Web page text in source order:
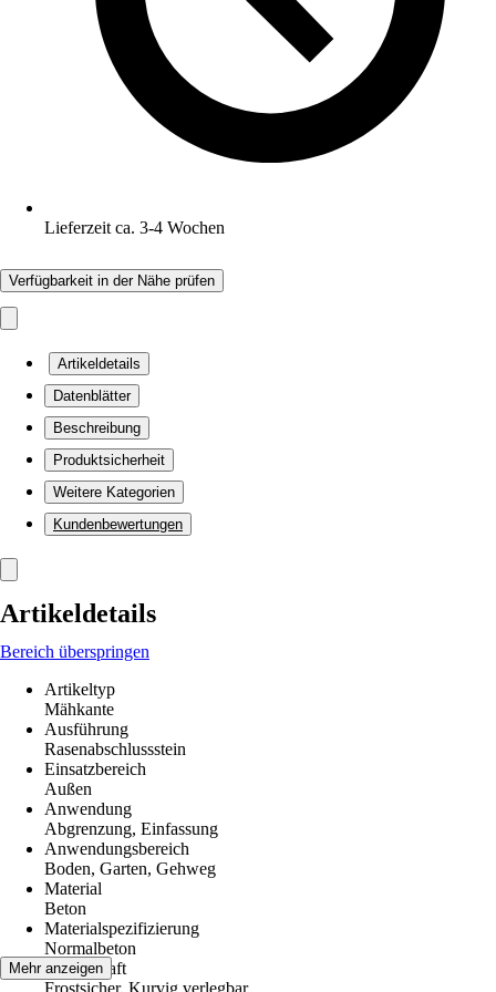
Lieferzeit ca. 3-4 Wochen
Verfügbarkeit in der Nähe prüfen
Artikeldetails
Datenblätter
Beschreibung
Produktsicherheit
Weitere Kategorien
Kundenbewertungen
Artikeldetails
Bereich überspringen
Artikeltyp
Mähkante
Ausführung
Rasenabschlussstein
Einsatzbereich
Außen
Anwendung
Abgrenzung, Einfassung
Anwendungsbereich
Boden, Garten, Gehweg
Material
Beton
Materialspezifizierung
Normalbeton
Eigenschaft
Frostsicher, Kurvig verlegbar
Mehr anzeigen